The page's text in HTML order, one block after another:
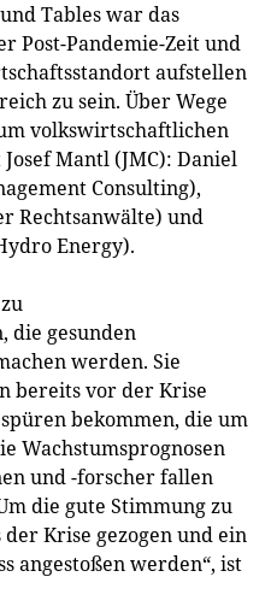
Tables war das
Post-Pandemie-Zeit und
aufstellen
zu sein. Über Wege
volkswirtschaftlichen
Mantl (JMC): Daniel
Consulting),
Rechtsanwälte) und
Energy).
die gesunden
werden. Sie
bereits vor der Krise
bekommen, die um
Wachstumsprognosen
und -forscher fallen
die gute Stimmung zu
Krise gezogen und ein
angestoßen werden“, ist